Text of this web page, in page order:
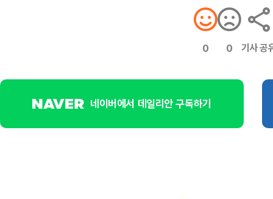
0 0 기사 공
네이버에서 데일리안 구독하기